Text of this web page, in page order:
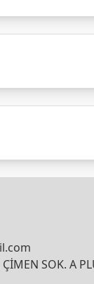
SOK. A